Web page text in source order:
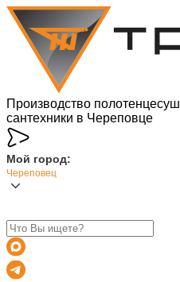
Производство
сантехники в Череповце
Мой город:
Череповец